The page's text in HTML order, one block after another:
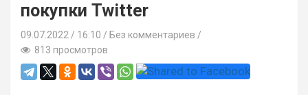
покупки Twitter
09.07.2022 16:10 / Без комментариев
813 просмотров